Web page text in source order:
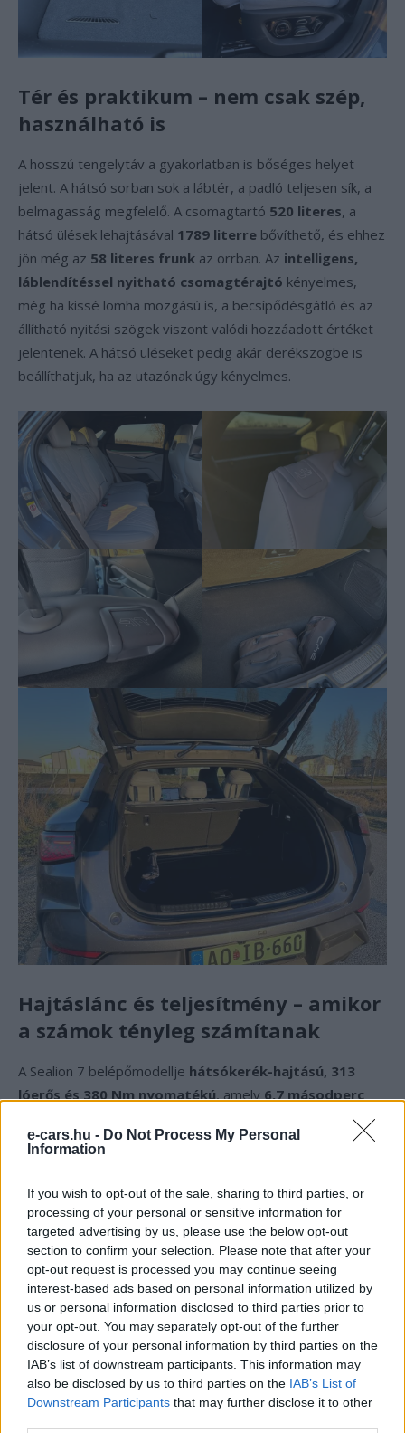
e-cars.hu - Do Not Process My Personal
Information
If you wish to opt-out of the sale, sharing to third parties, or
processing of your personal or sensitive information for
targeted advertising by us, please use the below opt-out
section to confirm your selection. Please note that after your
opt-out request is processed you may continue seeing
interest-based ads based on personal information utilized by
us or personal information disclosed to third parties prior to
your opt-out. You may separately opt-out of the further
disclosure of your personal information by third parties on the
IAB’s list of downstream participants. This information may
also be disclosed by us to third parties on the IAB’s List of
Downstream Participants that may further disclose it to other
Tér és praktikum – nem csak szép,
használható is
A hosszú tengelytáv a gyakorlatban is bőséges helyet
jelent. A hátsó sorban sok a lábtér, a padló teljesen sík, a
belmagasság megfelelő. A csomagtartó 520 literes, a
hátsó ülések lehajtásával 1789 literre bővíthető, és ehhez
jön még az 58 literes frunk az orrban. Az intelligens,
láblendítéssel nyitható csomagtérajtó kényelmes,
még ha kissé lomha mozgású is, a becsípődésgátló és az
állítható nyitási szögek viszont valódi hozzáadott értéket
jelentenek. A hátsó üléseket pedig akár derékszögbe is
beállíthatjuk, ha az utazónak úgy kényelmes.
Hajtáslánc és teljesítmény – amikor
a számok tényleg számítanak
A Sealion 7 belépőmodellje hátsókerék-hajtású, 313
lóerős és 380 Nm nyomatékú, amely 6,7 másodperc
. Az összkerék-hajtású
változatok már530 lóerőt és 690 Nm-tkínálnak, itt a
verziónál215 km/óra. A villanymotor akár23 000
percenkénti fordulatszámrais képes, ami jól mutatja a
hajtáslánc tartalékait. A menetkész tömeg
ugyanakkor2435 kilogramm, ami vezetés közben mindig
érezhető: ez nem sportautó, hanem egy brutálisan erős
utazóautó.
Akkumulátor és töltés – a BYD igazi
játszótere